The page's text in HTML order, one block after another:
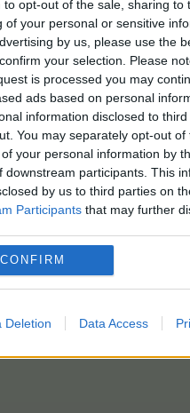
to opt-out of the sale, sharing to
of your personal or sensitive
by us, please use the
your selection. Please
is processed you may
ads based on personal
information disclosed to
You may separately opt-out of
your personal information by
downstream participants. This
by us to third parties on
Participants that may further
CONFIRM
Deletion Data Access
ΕΕ», καταλήγουν
βουλευτές του
/ Νατάσα Θωμά / photo: